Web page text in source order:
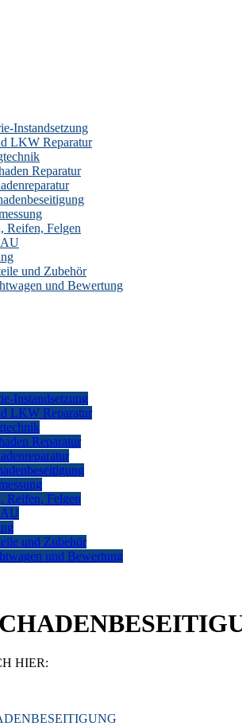
Instandsetzung
LKW Reparatur
Reparatur
Reifen, Felgen
und Zubehör
und Bewertung
Instandsetzung
LKW Reparatur
Reparatur
Reifen, Felgen
und Zubehör
und Bewertung
HIER: